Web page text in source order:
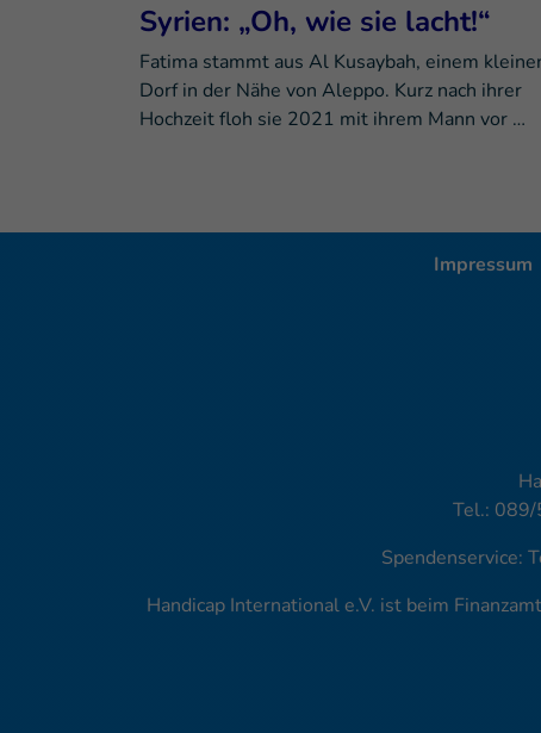
Syrien: „Oh, wie sie lacht!“
Fatima stammt aus Al Kusaybah, einem
Dorf in der Nähe von Aleppo. Kurz nach ihrer
Hochzeit floh sie 2021 mit ihrem Mann vor …
Impressum
Tel.:
Spendenservice:
Handicap International e.V. ist beim